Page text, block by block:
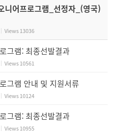
니어프로그램_선정자_(영국)
Views13036
그램: 최종선발결과
Views10561
그램 안내 및 지원서류
Views10124
그램: 최종선발결과
Views10955